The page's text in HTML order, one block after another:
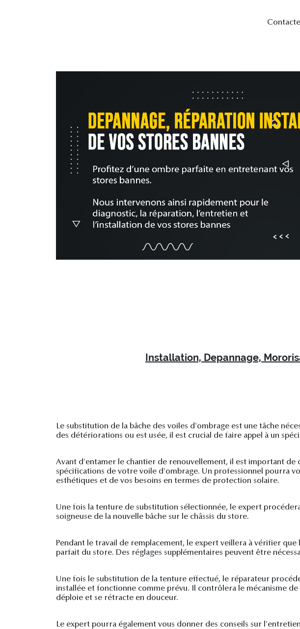
Installation, Depannage,
Le substitution de la bâche des voiles d'ombrage est une tâche
des détériorations ou est usée, il est crucial de faire appel à un
Avant d'entamer le chantier de renouvellement, il est important
spécifications de votre voile d'ombrage. Un professionnel pourra
esthétiques et de vos besoins en termes de protection solaire.
Une fois la tenture de substitution sélectionnée, le expert
soigneuse de la nouvelle bâche sur le châssis du store.
Pendant le travail de remplacement, le expert veillera à vérifier
parfait du store. Des réglages supplémentaires peuvent être
Une fois le substitution de la tenture effectué, le réparateur
installée et fonctionne comme prévu. Il contrôlera le mécanisme
déploie et se rétracte en douceur.
Le expert pourra également vous donner des conseils sur